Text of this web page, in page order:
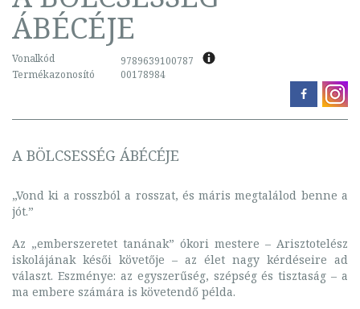
ÁBÉCÉJE
Vonalkód
9789639100787
Termékazonosító
00178984
A BÖLCSESSÉG ÁBÉCÉJE
„Vond ki a rosszból a rosszat, és máris megtalálod benne a
jót.”
Az „emberszeretet tanának” ókori mestere – Arisztotelész
iskolájának késői követője – az élet nagy kérdéseire ad
választ. Eszménye: az egyszerűség, szépség és tisztaság – a
ma embere számára is követendő példa.